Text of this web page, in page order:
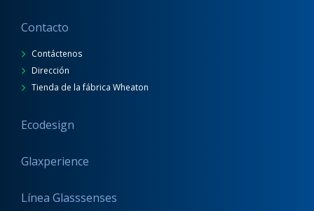
Contacto
Contáctenos
Dirección
Tienda de la fábrica Wheaton
Ecodesign
Glaxperience
Línea Glasssenses